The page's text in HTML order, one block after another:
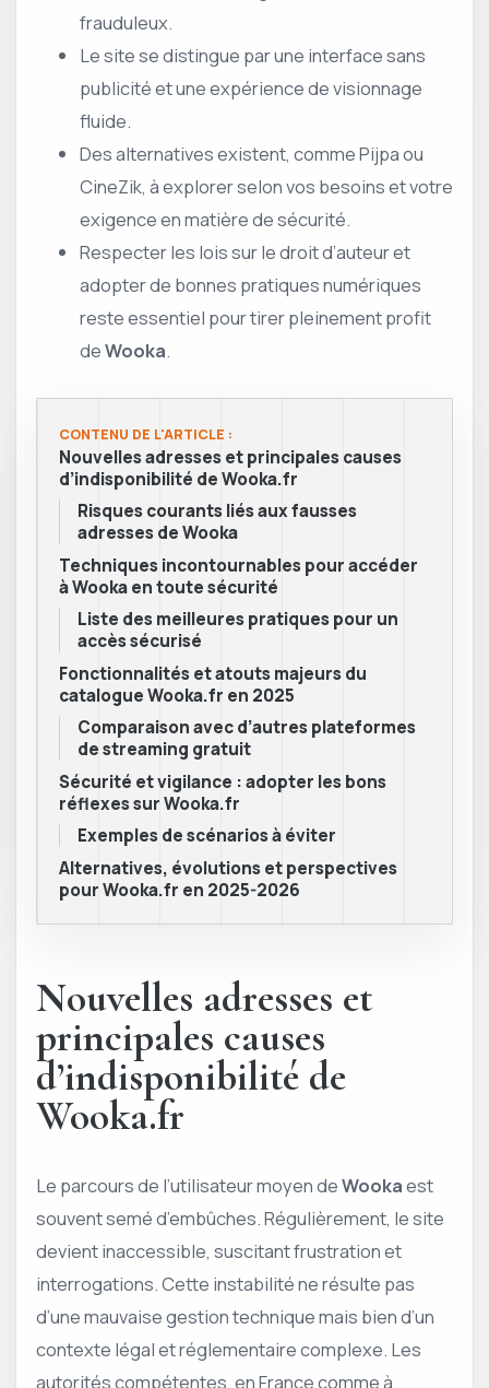
frauduleux.
Le site se distingue par une interface sans
publicité et une expérience de visionnage
fluide.
Des alternatives existent, comme Pijpa ou
CineZik, à explorer selon vos besoins et votre
exigence en matière de sécurité.
Respecter les lois sur le droit d’auteur et
adopter de bonnes pratiques numériques
reste essentiel pour tirer pleinement profit
deWooka.
CONTENU DE L'ARTICLE :
Nouvelles adresses et principales causes
d’indisponibilité de Wooka.fr
Risques courants liés aux fausses
adresses de Wooka
Techniques incontournables pour accéder
à Wooka en toute sécurité
Liste des meilleures pratiques pour un
accès sécurisé
Fonctionnalités et atouts majeurs du
catalogue Wooka.fr en 2025
Comparaison avec d’autres plateformes
de streaming gratuit
Sécurité et vigilance : adopter les bons
réflexes sur Wooka.fr
Exemples de scénarios à éviter
Alternatives, évolutions et perspectives
pour Wooka.fr en 2025-2026
Nouvelles adresses et
principales causes
d’indisponibilité de
Wooka.fr
Le parcours de l’utilisateur moyen deWookaest
souvent semé d’embûches. Régulièrement, le site
devient inaccessible, suscitant frustration et
interrogations. Cette instabilité ne résulte pas
d’une mauvaise gestion technique mais bien d’un
contexte légal et réglementaire complexe. Les
autorités compétentes, en France comme à